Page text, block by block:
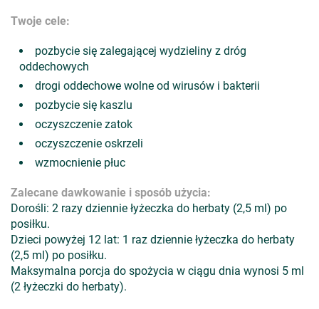
Twoje cele:
pozbycie się zalegającej wydzieliny z dróg
oddechowych
drogi oddechowe wolne od wirusów i bakterii
pozbycie się kaszlu
oczyszczenie zatok
oczyszczenie oskrzeli
wzmocnienie płuc
Zalecane dawkowanie i sposób użycia:
Dorośli: 2 razy dziennie łyżeczka do herbaty (2,5 ml) po
posiłku.
Dzieci powyżej 12 lat: 1 raz dziennie łyżeczka do herbaty
(2,5 ml) po posiłku.
Maksymalna porcja do spożycia w ciągu dnia wynosi 5 ml
(2 łyżeczki do herbaty).